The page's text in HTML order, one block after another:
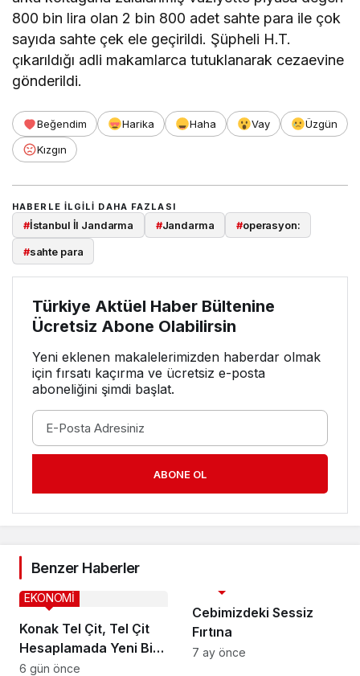
800 bin lira olan 2 bin 800 adet sahte para ile çok
sayıda sahte çek ele geçirildi. Şüpheli H.T.
çıkarıldığı adli makamlarca tutuklanarak cezaevine
gönderildi.
Beğendim Harika Haha Vay
Üzgün
Kızgın
HABERLE ILGILI DAHA FAZLASI
#İstanbul İl Jandarma #Jandarma #operasyon:
#sahte para
Türkiye Aktüel Haber Bültenine
Ücretsiz Abone Olabilirsin
Yeni eklenen makalelerimizden haberdar olmak
için fırsatı kaçırma ve ücretsiz e-posta
aboneliğini şimdi başlat.
ABONE OL
Benzer Haberler
Konak Tel Çit, Tel Çit
Hesaplamada Yeni Bir
Yaklaşım
EKONOMİ
6 gün önce
Cebimizdeki Sessiz
Fırtına
7 ay önce